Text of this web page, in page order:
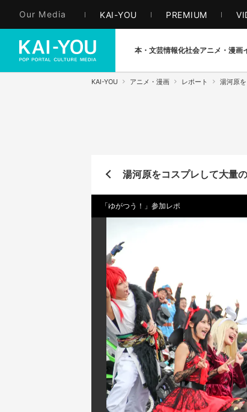
Our Media KAI-YOU PREMIUM
本・文芸情報化社会アニメ・漫画
KAI-YOU アニメ・漫画 レポート 湯河原
湯河原をコスプレして大量
「ゆがつう！」参加レポ